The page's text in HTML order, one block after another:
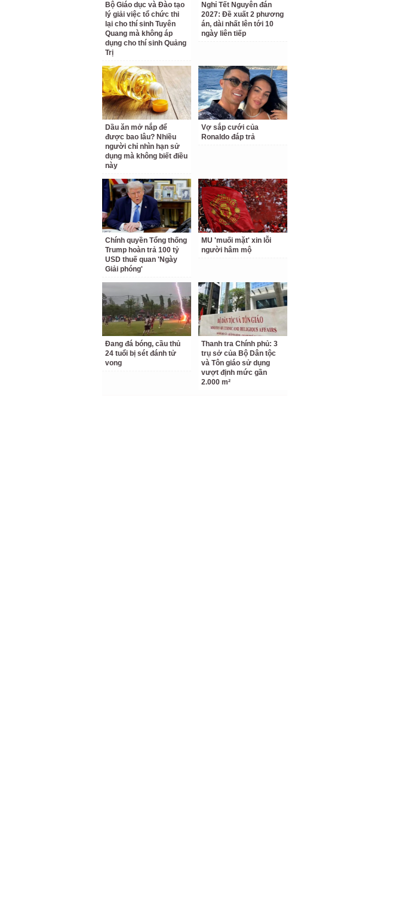
Bộ Giáo dục và Đào tạo
lý giải việc tổ chức thi
lại cho thí sinh Tuyên
Quang mà không áp
dụng cho thí sinh Quảng
Trị
Nghỉ Tết Nguyên đán
2027: Đề xuất 2 phương
án, dài nhất lên tới 10
ngày liên tiếp
Dầu ăn mở nắp để
được bao lâu? Nhiều
người chỉ nhìn hạn sử
dụng mà không biết điều
này
Vợ sắp cưới của
Ronaldo đáp trả
Chính quyền Tổng thống
Trump hoàn trả 100 tỷ
USD thuế quan 'Ngày
Giải phóng'
MU 'muối mặt' xin lỗi
người hâm mộ
Đang đá bóng, cầu thủ
24 tuổi bị sét đánh tử
vong
Thanh tra Chính phủ: 3
trụ sở của Bộ Dân tộc
và Tôn giáo sử dụng
vượt định mức gần
2.000 m²